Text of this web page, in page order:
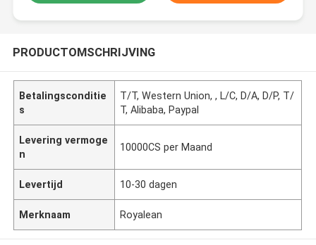
PRODUCTOMSCHRIJVING
Betalingsconditie
s
T/T, Western Union, , L/C, D/A, D/P, T/
T, Alibaba, Paypal
Levering vermoge
n
10000CS per Maand
Levertijd 10-30 dagen
Merknaam Royalean